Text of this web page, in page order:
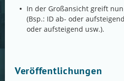
In der Großansicht greift
(Bsp.: ID ab- oder
oder aufsteigend usw.).
Veröffentlichungen